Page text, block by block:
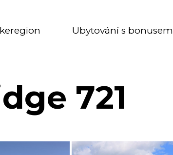
Ubytování s bonusem
721